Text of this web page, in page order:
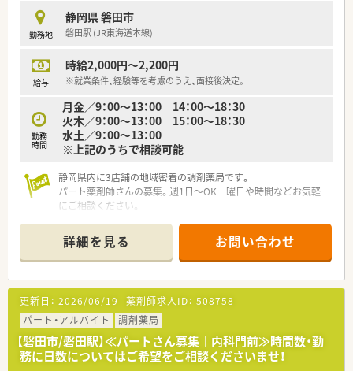
勤務地
静岡県 磐田市
磐田駅 (JR東海道本線)
給与
時給2,000円～2,200円
※就業条件、経験等を考慮のうえ、面接後決定。
勤務
時間
月金／9：00～13：00 14：00～18：30
火木／9：00～13：00 15：00～18：30
水土／9：00～13：00
※上記のうちで相談可能
静岡県内に3店舗の地域密着の調剤薬局です。
パート薬剤師さんの募集。週1日～OK 曜日や時間などお気軽
にご相談ください。
詳細を見る お問い合わせ
更新日： 2026/06/19 薬剤師求人ID： 508758
パート・アルバイト
調剤薬局
【磐田市/磐田駅】≪パートさん募集｜内科門前≫時間数・勤
務に日数についてはご希望をご相談くださいませ！